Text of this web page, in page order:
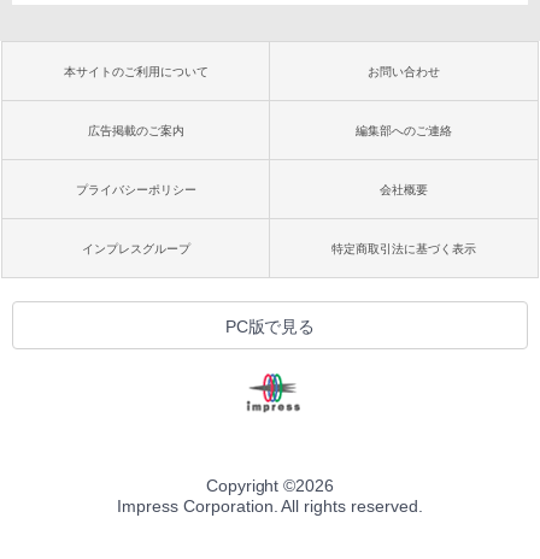
本サイトのご利用について お問い合わせ
広告掲載のご案内 編集部へのご連絡
プライバシーポリシー 会社概要
インプレスグループ 特定商取引法に基づく表示
PC版で見る
Copyright ©2026
Impress Corporation. All rights reserved.